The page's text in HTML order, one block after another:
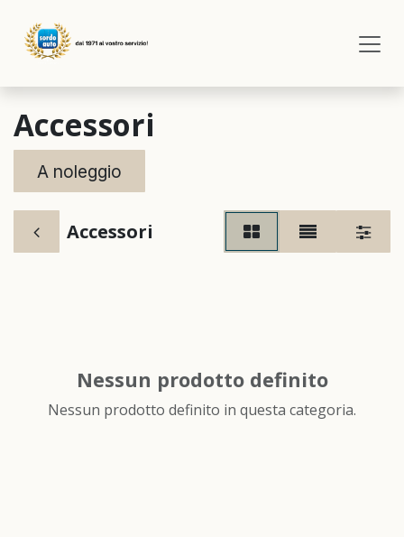
Accessori
A noleggio
Accessori
Nessun prodotto definito
Nessun prodotto definito in questa categoria.